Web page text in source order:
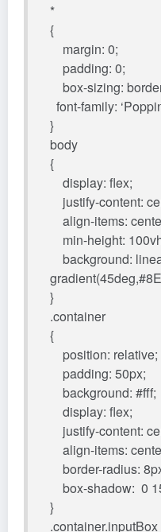
*
{
margin: 0;
padding: 0;
box-sizing:
font-family:
}
body
{
display: flex;
justify-content:
align-items:
min-height:
background:
}
.container
{
position: relative;
padding: 50px;
background: #fff;
display: flex;
justify-content:
align-items:
border-radius:
box-shadow: 0
}
.container.inputBox